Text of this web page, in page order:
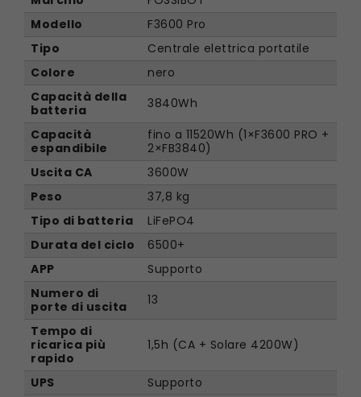
rendono facile da spostare, sia su pavimenti
lisci che su strade dissestate. Con una semplice
spinta, puoi portare il FOSSiBOT F3600 Pro a
destinazione, dando una nuova dimensione alla
vita quotidiana e al campeggio all'aperto.
Modello
F3600 Pro
Tipo
Centrale elettrica portatile
Colore
nero
Capacità della
batteria
3840Wh
Capacità
espandibile
fino a 11520Wh (1×F3600 PRO +
2×FB3840)
Uscita CA
3600W
Peso
37,8 kg
Tipo di batteria
LiFePO4
Durata del ciclo
6500+
APP
Supporto
Numero di
porte di uscita
13
Tempo di
ricarica più
rapido
1,5h (CA + Solare 4200W)
UPS Supporto